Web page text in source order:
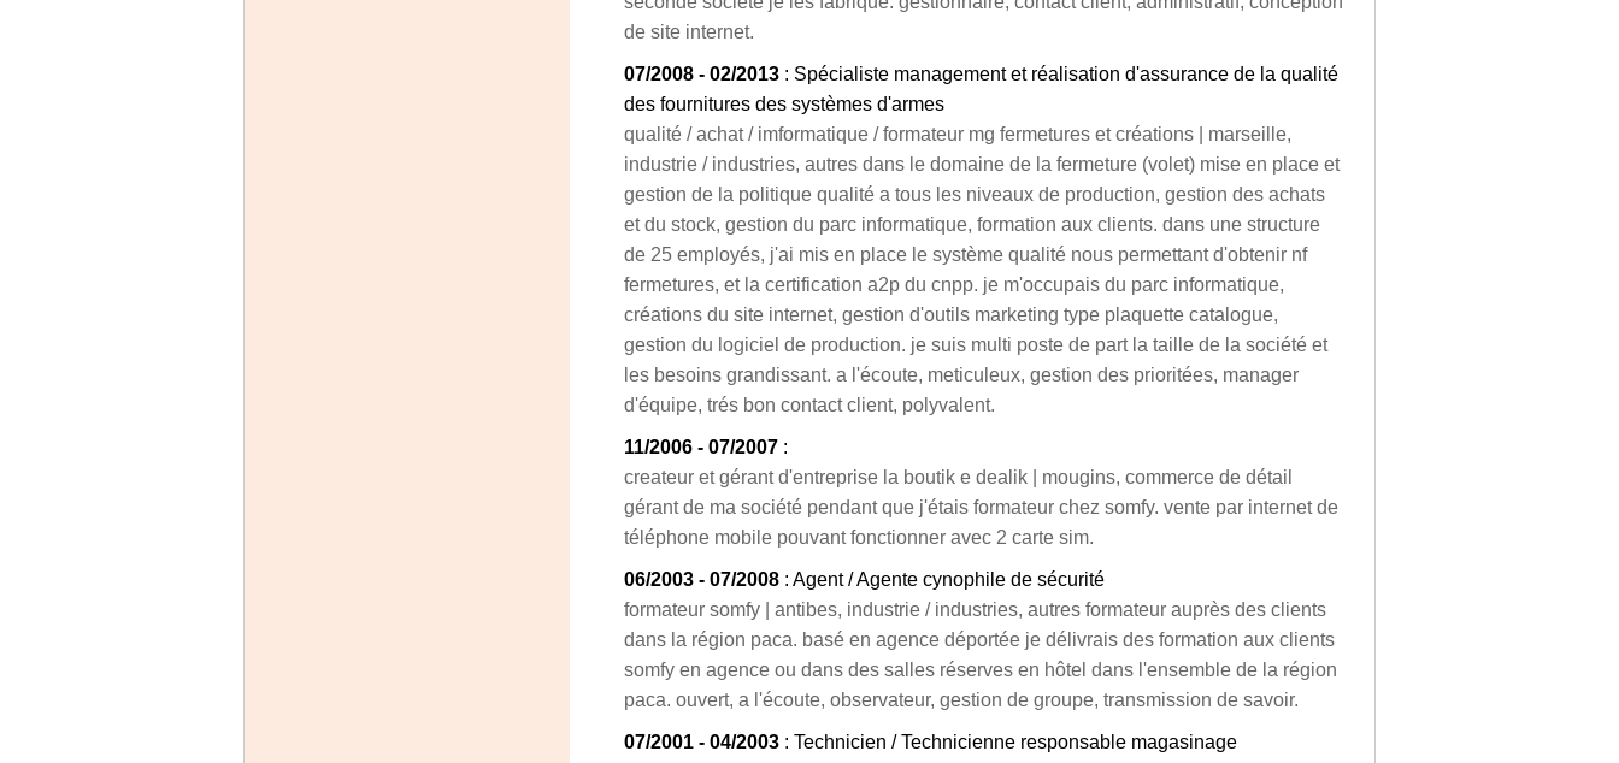
de site internet.
07/2008 - 02/2013 : Spécialiste management et réalisation d'assurance de la qualité
des fournitures des systèmes d'armes
qualité / achat / imformatique / formateur mg fermetures et créations | marseille,
industrie / industries, autres dans le domaine de la fermeture (volet) mise en place et
gestion de la politique qualité a tous les niveaux de production, gestion des achats
et du stock, gestion du parc informatique, formation aux clients. dans une structure
de 25 employés, j'ai mis en place le système qualité nous permettant d'obtenir nf
fermetures, et la certification a2p du cnpp. je m'occupais du parc informatique,
créations du site internet, gestion d'outils marketing type plaquette catalogue,
gestion du logiciel de production. je suis multi poste de part la taille de la société et
les besoins grandissant. a l'écoute, meticuleux, gestion des prioritées, manager
d'équipe, trés bon contact client, polyvalent.
11/2006 - 07/2007 :
createur et gérant d'entreprise la boutik e dealik | mougins, commerce de détail
gérant de ma société pendant que j'étais formateur chez somfy. vente par internet de
téléphone mobile pouvant fonctionner avec 2 carte sim.
06/2003 - 07/2008 : Agent / Agente cynophile de sécurité
formateur somfy | antibes, industrie / industries, autres formateur auprès des clients
dans la région paca. basé en agence déportée je délivrais des formation aux clients
somfy en agence ou dans des salles réserves en hôtel dans l'ensemble de la région
paca. ouvert, a l'écoute, observateur, gestion de groupe, transmission de savoir.
07/2001 - 04/2003 : Technicien / Technicienne responsable magasinage